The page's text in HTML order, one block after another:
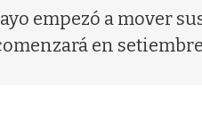
empezó a mover
en